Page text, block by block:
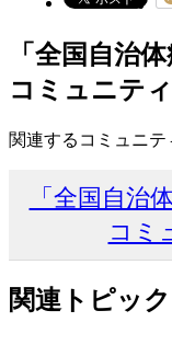
「全国自治
コミュニテ
関連するコミュニ
「全国自治
コミ
関連トピッ